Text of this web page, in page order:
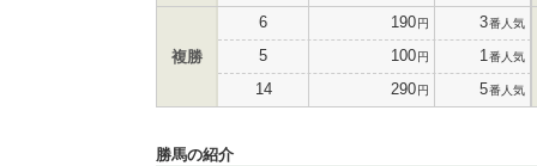
複勝
6 190円 3番人気
5 100円 1 番人気
14 290円 5番人気
勝馬の紹介